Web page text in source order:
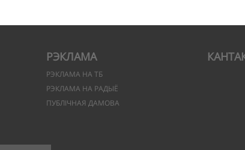
РЭКЛАМА
РЭКЛАМА НА ТБ
РЭКЛАМА НА РАДЫЁ
ПУБЛІЧНАЯ ДАМОВА